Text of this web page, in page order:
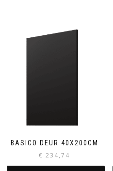
BASICO DEUR 40X200CM
€ 234,74